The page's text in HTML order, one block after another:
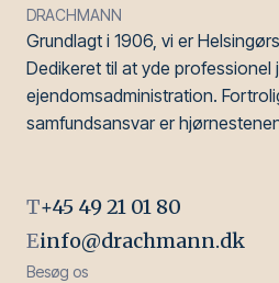
DRACHMANN
Grundlagt i 1906, vi er
Dedikeret til at yde professionel
ejendomsadministration.
samfundsansvar er
T+45 49 21 01 80
Einfo@drachmann.dk
Besøg os